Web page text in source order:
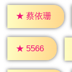
★ 蔡依珊
★ 5566